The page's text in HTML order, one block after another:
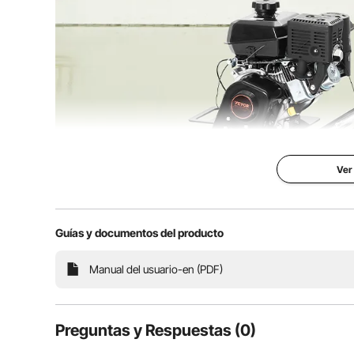
Cree acabados de concreto impecables de manera
Ver
Guías y documentos del producto
Manual del usuario-en (PDF)
Preguntas y Respuestas (0)